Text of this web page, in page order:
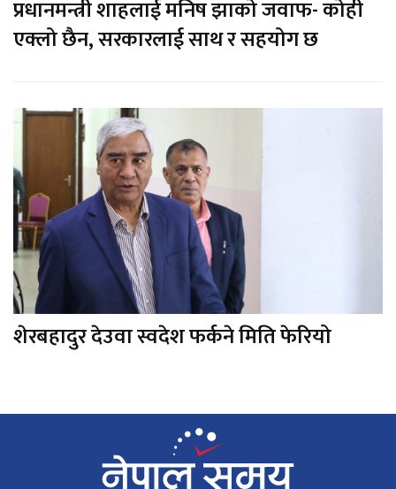
प्रधानमन्त्री शाहलाई मनिष झाको जवाफ- कोही
एक्लो छैन, सरकारलाई साथ र सहयोग छ
शेरबहादुर देउवा स्वदेश फर्कने मिति फेरियो